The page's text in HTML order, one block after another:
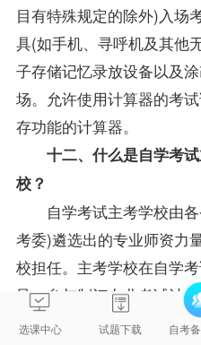
目有特殊规定的除外)入场
具(如手机、寻呼机及其他
子存储记忆录放设备以及
场。允许使用计算器的考
存功能的计算器。
十二、什么是自学考
校？
自学考试主考学校由
考委)遴选出的专业师资力
校担任。主考学校在自学
导，参与制订专业考试计
和评卷，负责有关实践性
选课中心 试题下载 自考